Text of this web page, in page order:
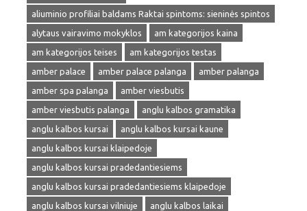
aliuminio profiliai baldams Raktai spintoms: sieninės spintos
alytaus vairavimo mokyklos
am kategorijos kaina
am kategorijos teises
am kategorijos testas
amber palace
amber palace palanga
amber palanga
amber spa palanga
amber viesbutis
amber viesbutis palanga
anglu kalbos gramatika
anglu kalbos kursai
anglu kalbos kursai kaune
anglu kalbos kursai klaipedoje
anglu kalbos kursai pradedantiesiems
anglu kalbos kursai pradedantiesiems klaipedoje
anglu kalbos kursai vilniuje
anglu kalbos laikai